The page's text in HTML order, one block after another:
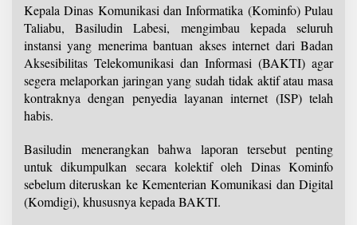
Kepala Dinas Komunikasi dan Informatika (Kominfo) Pulau
Taliabu, Basiludin Labesi, mengimbau kepada seluruh
instansi yang menerima bantuan akses internet dari Badan
Aksesibilitas Telekomunikasi dan Informasi (BAKTI) agar
segera melaporkan jaringan yang sudah tidak aktif atau masa
kontraknya dengan penyedia layanan internet (ISP) telah
habis.
Basiludin menerangkan bahwa laporan tersebut penting
untuk dikumpulkan secara kolektif oleh Dinas Kominfo
sebelum diteruskan ke Kementerian Komunikasi dan Digital
(Komdigi), khususnya kepada BAKTI.